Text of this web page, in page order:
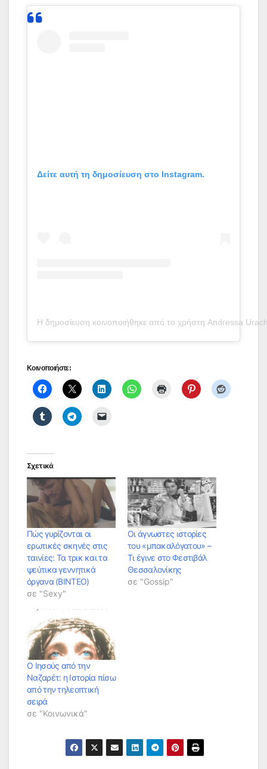
Δείτε αυτή τη δημοσίευση στο Instagram.
Η δημοσίευση κοινοποιήθηκε από το χρήστη Andressa
Κοινοποιήστε:
Σχετικά
Πώς γυρίζονται οι
ερωτικές σκηνές στις
ταινίες: Τα τρικ και τα
ψεύτικα γεννητικά
όργανα (BINTEO)
σε "Sexy"
Οι άγνωστες ιστορίες
του «μπακαλόγατου» –
Τι έγινε στο Φεστιβάλ
Θεσσαλονίκης
σε "Gossip"
Ο Ιησούς από την
Ναζαρέτ: η Ιστορία πίσω
από την τηλεοπτική
σειρά
σε "Κοινωνικά"